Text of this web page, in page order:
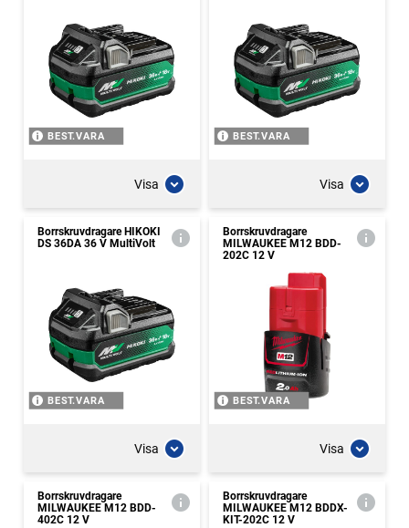
BEST.VARA
Visa
BEST.VARA
Visa
Borrskruvdragare HIKOKI
DS 36DA 36 V MultiVolt
BEST.VARA
Visa
Borrskruvdragare
MILWAUKEE M12 BDD-
202C 12 V
BEST.VARA
Visa
Borrskruvdragare
MILWAUKEE M12 BDD-
402C 12 V
Borrskruvdragare
MILWAUKEE M12 BDDX-
KIT-202C 12 V